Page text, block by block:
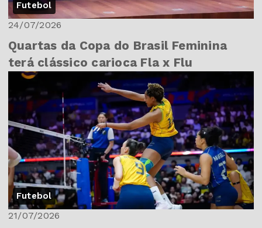
Futebol
24/07/2026
Quartas da Copa do Brasil Feminina
terá clássico carioca Fla x Flu
Futebol
21/07/2026